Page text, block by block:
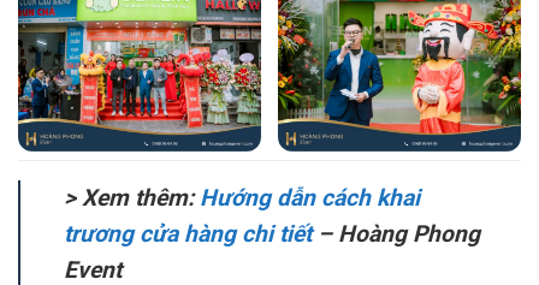
> Xem thêm:Hướng dẫn cách khai
trương cửa hàng chi tiết– Hoàng Phong
Event